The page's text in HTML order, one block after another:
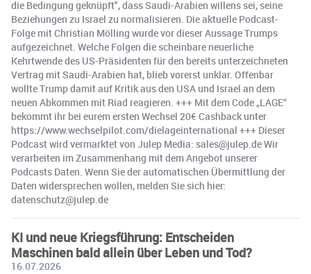
die Bedingung geknüpft", dass Saudi-Arabien willens sei, seine
Beziehungen zu Israel zu normalisieren. Die aktuelle Podcast-
Folge mit Christian Mölling wurde vor dieser Aussage Trumps
aufgezeichnet. Welche Folgen die scheinbare neuerliche
Kehrtwende des US-Präsidenten für den bereits unterzeichneten
Vertrag mit Saudi-Arabien hat, blieb vorerst unklar. Offenbar
wollte Trump damit auf Kritik aus den USA und Israel an dem
neuen Abkommen mit Riad reagieren. +++ Mit dem Code „LAGE“
bekommt ihr bei eurem ersten Wechsel 20€ Cashback unter
https://www.wechselpilot.com/dielageinternational +++ Dieser
Podcast wird vermarktet von Julep Media: sales@julep.de Wir
verarbeiten im Zusammenhang mit dem Angebot unserer
Podcasts Daten. Wenn Sie der automatischen Übermittlung der
Daten widersprechen wollen, melden Sie sich hier:
datenschutz@julep.de
KI und neue Kriegsführung: Entscheiden
Maschinen bald allein über Leben und Tod?
16.07.2026